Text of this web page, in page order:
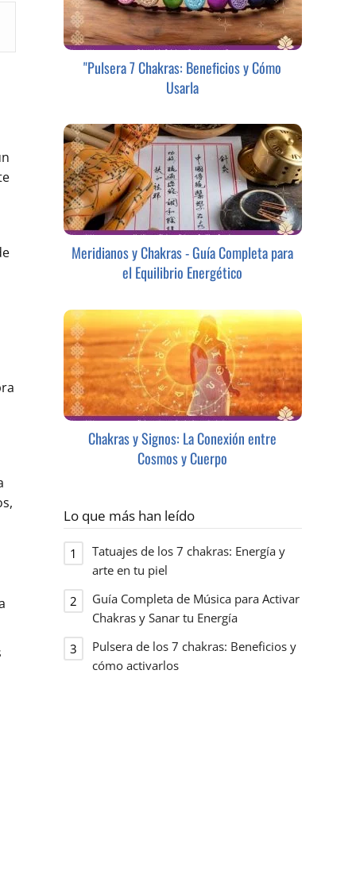
"Pulsera 7 Chakras: Beneficios y Cómo
Usarla
Meridianos y Chakras - Guía Completa para
el Equilibrio Energético
Chakras y Signos: La Conexión entre
Cosmos y Cuerpo
Lo que más han leído
Tatuajes de los 7 chakras: Energía y
arte en tu piel
Guía Completa de Música para Activar
Chakras y Sanar tu Energía
Pulsera de los 7 chakras: Beneficios y
cómo activarlos